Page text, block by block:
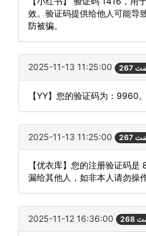
效。验证码提供给他人可能导
防被骗。
2025-11-13 11:25:00 مضت
【YY】您的验证码为：9960。
2025-11-13 11:25:00 مضت
【优衣库】您的注册验证码
漏给其他人，如非本人请勿操作
2025-11-12 16:36:00